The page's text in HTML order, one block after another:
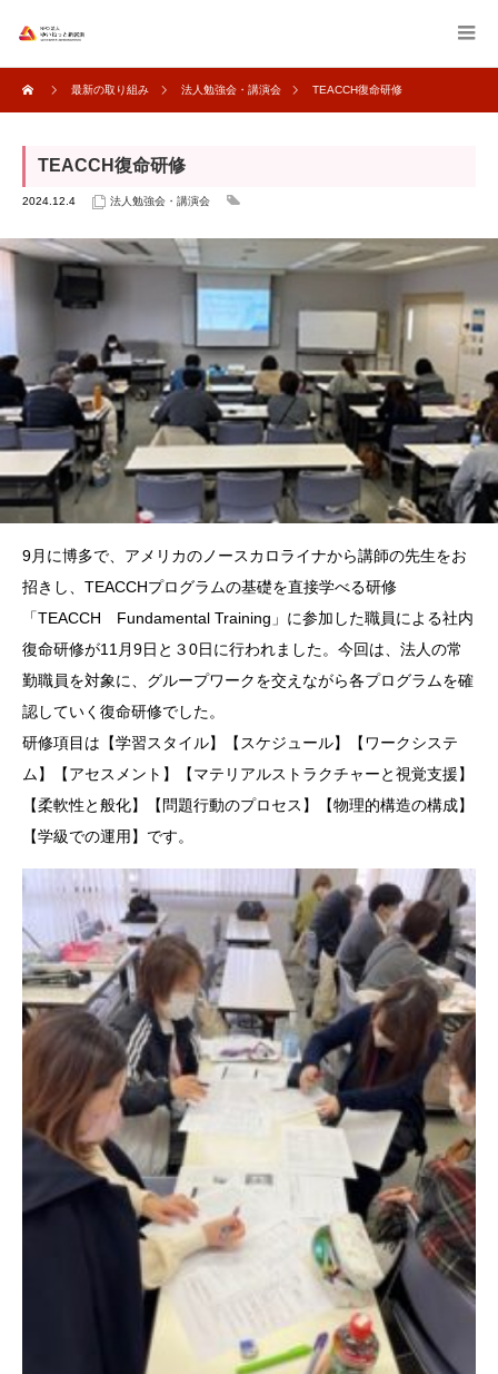
最新の取り組み 法人勉強会・講演会 TEACCH復命研修
TEACCH復命研修
2024.12.4 法人勉強会・講演会
9月に博多で、アメリカのノースカロライナから講師の先生をお
招きし、TEACCHプログラムの基礎を直接学べる研修
「TEACCH Fundamental Training」に参加した職員による社内
復命研修が11月9日と３0日に行われました。今回は、法人の常
勤職員を対象に、グループワークを交えながら各プログラムを確
認していく復命研修でした。
研修項目は【学習スタイル】【スケジュール】【ワークシステ
ム】【アセスメント】【マテリアルストラクチャーと視覚支援】
【柔軟性と般化】【問題行動のプロセス】【物理的構造の構成】
【学級での運用】です。